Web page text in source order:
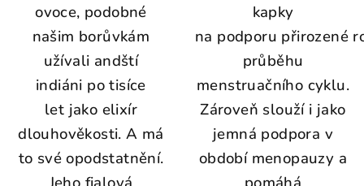
ovoce, podobné
našim borůvkám
užívali andští
indiáni po tisíce
let jako elixír
dlouhověkosti. A má
to své opodstatnění.
kapky
na podporu přirozené
průběhu
menstruačního cyklu.
Zároveň slouží i jako
jemná podpora v
období menopauzy a